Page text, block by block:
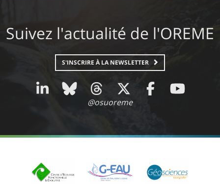
Suivez l'actualité de l'OREME
S'INSCRIRE À LA NEWSLETTER
LinkedInBlueskyThreads
X Facebook
@osuoreme